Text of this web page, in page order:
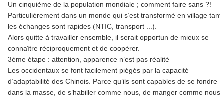
Un cinquième de la population mondiale ; comment faire sans ?!
Particulièrement dans un monde qui s’est transformé en village tant
les échanges sont rapides (NTIC, transport ...).
Alors quitte à travailler ensemble, il serait opportun de mieux se
connaître réciproquement et de coopérer.
3ème étape : attention, apparence n’est pas réalité
Les occidentaux se font facilement piégés par la capacité
d’adaptabilité des Chinois. Parce qu’ils sont capables de se fondre
dans la masse, de s’habiller comme nous, de manger comme nous